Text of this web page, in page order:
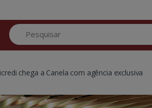
Pesquisar
chega a Canela com agência exclusiva